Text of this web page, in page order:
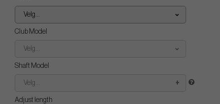
Velg...
Club Model
Velg...
Shaft Model
Velg...
Adjust length